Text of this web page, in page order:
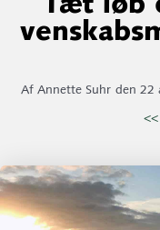
Tæt løb
AfAnnette Suhr den 22